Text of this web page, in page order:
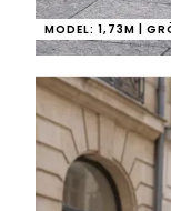
MODEL: 1,73M |